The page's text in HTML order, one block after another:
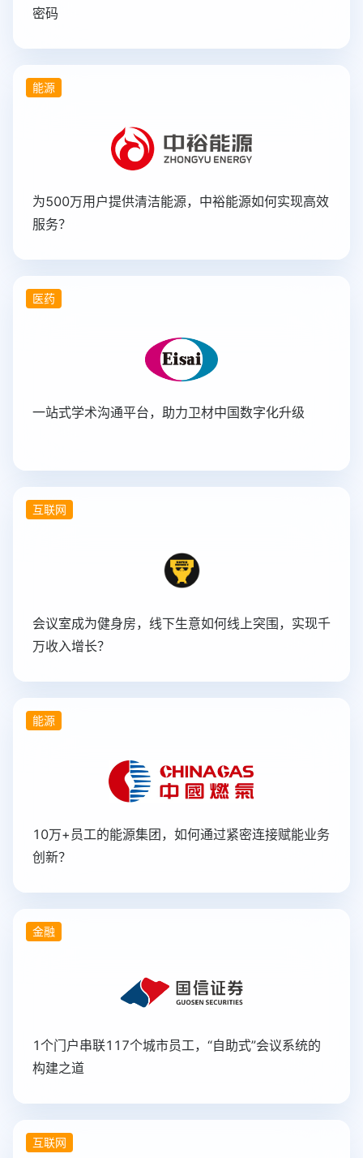
密码
能源
为500万用户提供清洁能源，中裕能源如何实现高效
服务？
医药
一站式学术沟通平台，助力卫材中国数字化升级
互联网
会议室成为健身房，线下生意如何线上突围，实现千
万收入增长？
能源
10万+员工的能源集团，如何通过紧密连接赋能业务
创新？
金融
1个门户串联117个城市员工，“自助式”会议系统的
构建之道
互联网